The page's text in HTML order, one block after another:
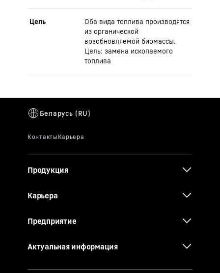
Цель
Оба вида топлива производятся
из органической
возобновляемой биомассы.
Цель: замена ископаемого
топлива
Продукция
Карьера
Предприятие
Актуальная информация